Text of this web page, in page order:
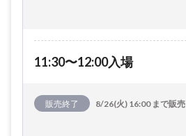
11:30〜12:00入場
販売終了 8/26(火) 16:00 まで販売